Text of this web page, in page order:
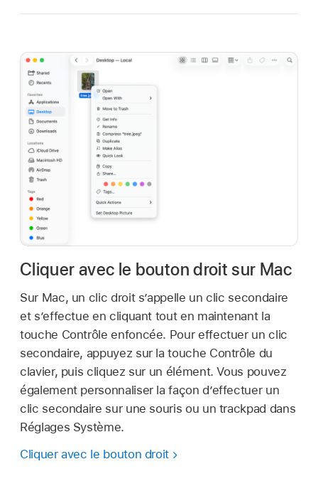
Cliquer avec le bouton droit sur Mac
Sur Mac, un clic droit s’appelle un clic secondaire
et s’effectue en cliquant tout en maintenant la
touche Contrôle enfoncée. Pour effectuer un clic
secondaire, appuyez sur la touche Contrôle du
clavier, puis cliquez sur un élément. Vous pouvez
également personnaliser la façon d’effectuer un
clic secondaire sur une souris ou un trackpad dans
Réglages Système.
Cliquer avec le bouton droit